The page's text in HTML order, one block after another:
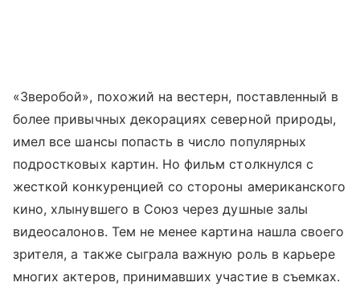
«Зверобой», похожий на вестерн, поставленный в
более привычных декорациях северной природы,
имел все шансы попасть в число популярных
подростковых картин. Но фильм столкнулся с
жесткой конкуренцией со стороны американского
кино, хлынувшего в Союз через душные залы
видеосалонов. Тем не менее картина нашла своего
зрителя, а также сыграла важную роль в карьере
многих актеров, принимавших участие в съемках.